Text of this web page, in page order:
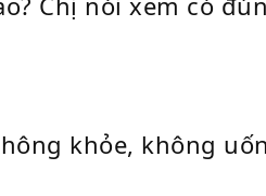
khỏe, không